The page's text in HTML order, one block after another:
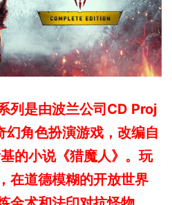
列是由波兰公司CD Proj
角色扮演游戏，改编自
的小说《猎魔人》 。玩
在道德模糊的开放世界